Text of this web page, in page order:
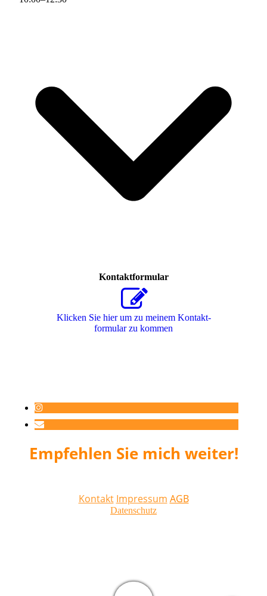
Kontaktformular
Klicken Sie hier um zu meinem Kon­takt­
for­mu­lar zu kommen
Empfehlen Sie mich weiter!
Kontakt Impressum AGB
Datenschutz